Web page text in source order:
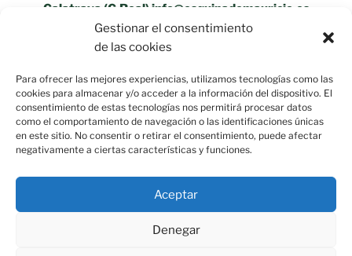
Gestionar el consentimiento
de las cookies
Para ofrecer las mejores experiencias, utilizamos tecnologías como las
cookies para almacenar y/o acceder a la información del dispositivo. El
consentimiento de estas tecnologías nos permitirá procesar datos
como el comportamiento de navegación o las identificaciones únicas
en este sitio. No consentir o retirar el consentimiento, puede afectar
negativamente a ciertas características y funciones.
Aceptar
Denegar
Calatrava (C.Real) info@esquinademauricio.es
«Aviso Legal»